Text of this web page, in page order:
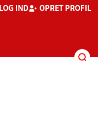
LOG IND OPRET PROFIL